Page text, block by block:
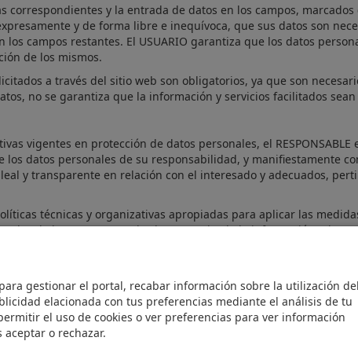
correspondientes y la entrada de datos en los campos,
y de forma libre e inequívoca, que sus datos son
campos restantes. El USUARIO garantiza que los datos
de los mismos.
a través del sitio web son obligatorios, ya que son
no se garantiza que la información y servicios facilitados
vigentes en protección de datos personales, el
los datos personales de su responsabilidad, y manifiestamente
y transparente en relación con el interesado y adecuados,
técnicas y organizativas apropiadas para aplicar las
de los USUARIOS y les ha comunicado la información
puedes dirigirte
gestionar el portal, recabar información sobre la utilización del
elacionada con tus preferencias mediante el análisis de tu
el uso de cookies o ver preferencias para ver información
o rechazar.